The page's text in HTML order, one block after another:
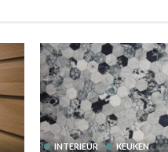
INTERIEUR KEUKEN